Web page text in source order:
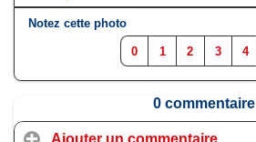
Notez cette photo
0 1 2 3 4
0 commentaire